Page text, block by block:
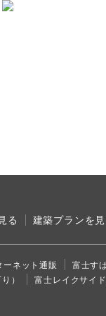
る 建築プランを見
ネット通販 富士す
） 富士レイクサイ